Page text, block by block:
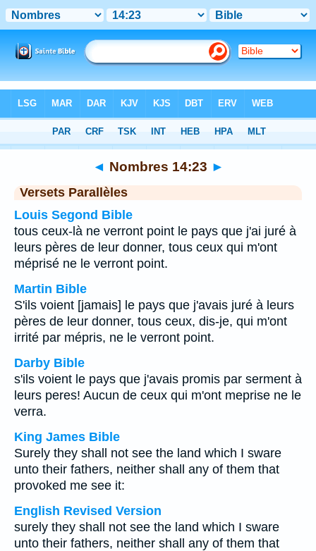
Chapitre 14> Verset 23
◄ Nombres 14:23 ►
Versets Parallèles
Louis Segond Bible
tous ceux-là ne verront point le pays que j'ai juré à
leurs pères de leur donner, tous ceux qui m'ont
méprisé ne le verront point.
Martin Bible
S'ils voient [jamais] le pays que j'avais juré à leurs
pères de leur donner, tous ceux, dis-je, qui m'ont
irrité par mépris, ne le verront point.
Darby Bible
s'ils voient le pays que j'avais promis par serment à
leurs peres! Aucun de ceux qui m'ont meprise ne le
verra.
King James Bible
Surely they shall not see the land which I sware
unto their fathers, neither shall any of them that
provoked me see it:
English Revised Version
surely they shall not see the land which I sware
unto their fathers, neither shall any of them that